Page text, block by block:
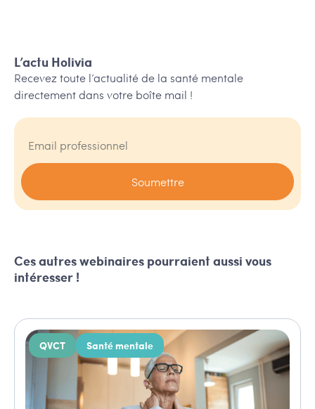
L’actu Holivia
Recevez toute l’actualité de la santé mentale
directement dans votre boîte mail !
Ces autres webinaires pourraient aussi vous
intéresser !
QVCT Santé mentale